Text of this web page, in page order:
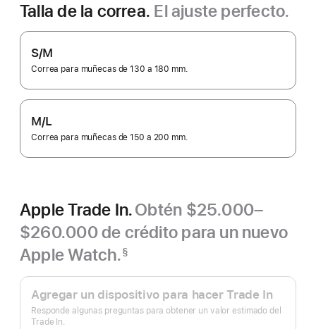
Talla de la correa. El ajuste perfecto.
S/M
Correa para muñecas de 130 a 180 mm.
M/L
Correa para muñecas de 150 a 200 mm.
Apple Trade In.Obtén $25.000–
$260.000 de crédito para un nuevo
Apple Watch.
Nota
a
página
§
Apple
Trade
In.
Agregar un dispositivo para hacer Trade In
Responde algunas preguntas para obtener un valor estimado del
Trade In.